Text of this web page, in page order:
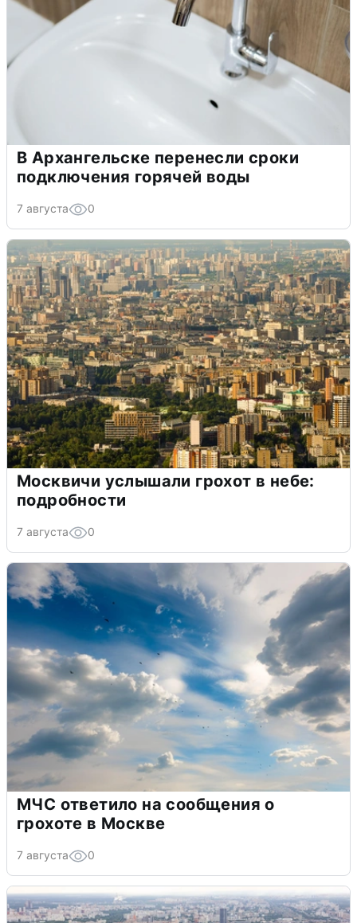
В Архангельске перенесли сроки
подключения горячей воды
7 августа 0
Москвичи услышали грохот в небе:
подробности
7 августа 0
МЧС ответило на сообщения о
грохоте в Москве
7 августа 0